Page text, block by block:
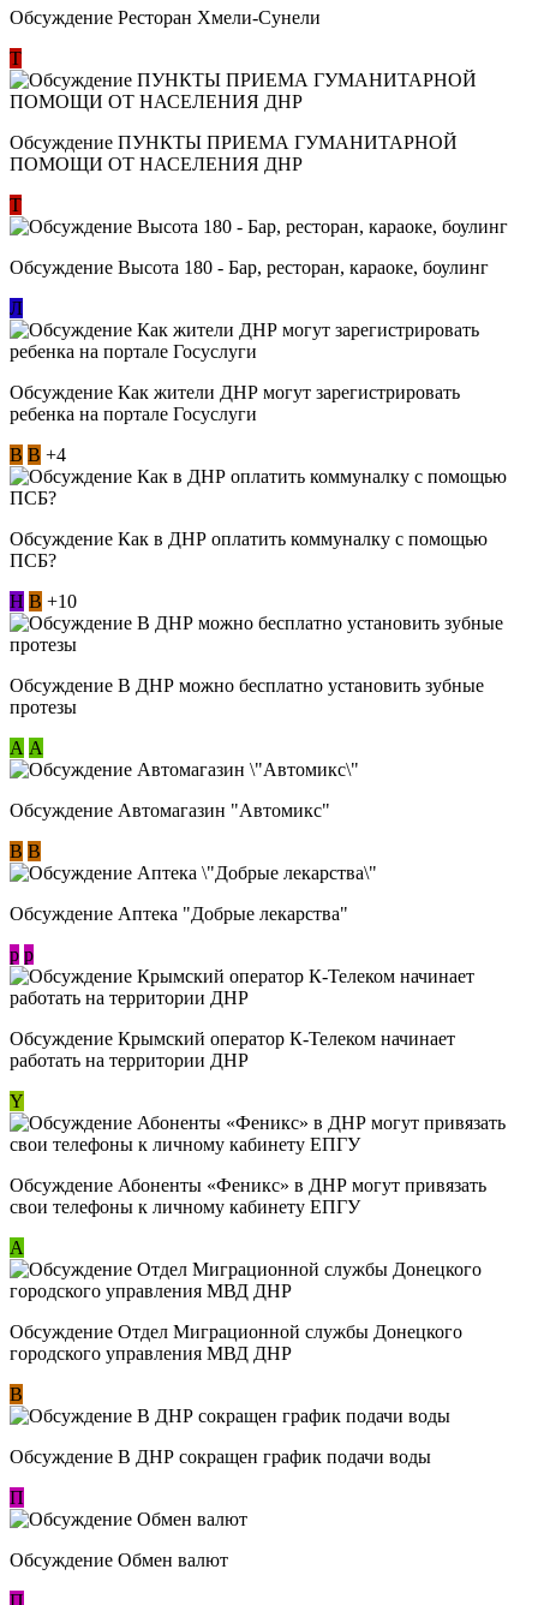
Обсуждение Ресторан Хмели-Сунели
Т
Обсуждение ​ПУНКТЫ ПРИЕМА ГУМАНИТАРНОЙ
ПОМОЩИ ОТ НАСЕЛЕНИЯ ДНР
Т
Обсуждение Высота 180 - Бар, ресторан, караоке, боулинг
Л
Обсуждение Как жители ДНР могут зарегистрировать
ребенка на портале Госуслуги
В В +4
Обсуждение Как в ДНР оплатить коммуналку с помощью
ПСБ?
Н В +10
Обсуждение В ДНР можно бесплатно установить зубные
протезы
А А
Обсуждение Автомагазин "Автомикс"
В В
Обсуждение Аптека "Добрые лекарства"
p p
Обсуждение Крымский оператор К-Телеком начинает
работать на территории ДНР
Y
Обсуждение ​Абоненты «Феникс» в ДНР могут привязать
свои телефоны к личному кабинету ЕПГУ
А
Обсуждение Отдел Миграционной службы Донецкого
городского управления МВД ДНР
В
Обсуждение В ДНР сокращен график подачи воды
П
Обсуждение Обмен валют
П